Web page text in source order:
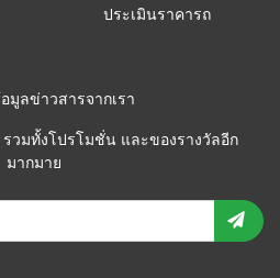
ประเมินราคารถ
มูลข่าวสารจากเรา
วมทั้งโปรโมชั่น และของรางวัลอีก
มากมาย